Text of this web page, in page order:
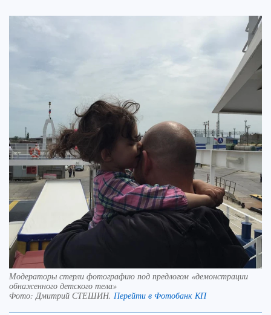
Модераторы стерли фотографию под предлогом «демонстрации
обнаженного детского тела»
Фото: Дмитрий СТЕШИН. Перейти в Фотобанк КП